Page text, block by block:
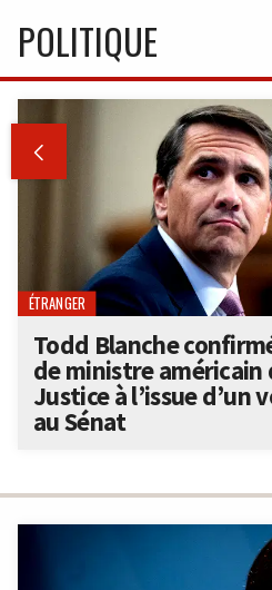
POLITIQUE

ÉTRANGER
Todd Blanche
de ministre américain
Justice à l’issue d’un
au Sénat